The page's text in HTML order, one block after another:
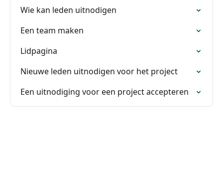
Wie kan leden uitnodigen
Een team maken
Lidpagina
Nieuwe leden uitnodigen voor het project
Een uitnodiging voor een project accepteren